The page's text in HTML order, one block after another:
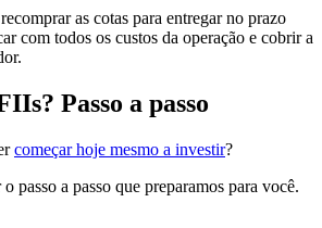
as cotas para entregar no prazo
com todos os custos da operação e cobrir a
Passo a passo
começar hoje mesmo a investir?
passo a passo que preparamos para você.